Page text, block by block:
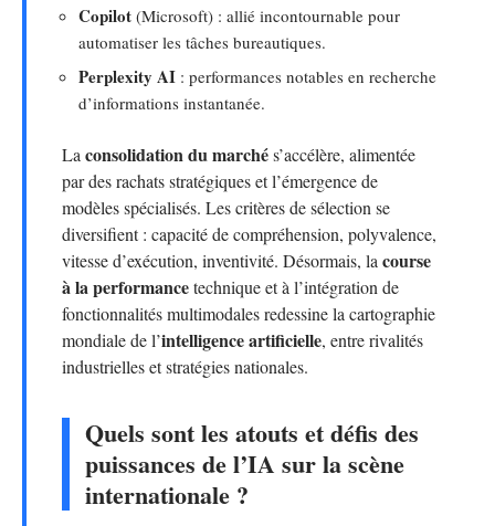
Copilot (Microsoft) : allié incontournable pour
automatiser les tâches bureautiques.
Perplexity AI : performances notables en recherche
d’informations instantanée.
La consolidation du marchés’accélère, alimentée
par des rachats stratégiques et l’émergence de
modèles spécialisés. Les critères de sélection se
diversifient : capacité de compréhension, polyvalence,
vitesse d’exécution, inventivité. Désormais, la course
à la performancetechnique et à l’intégration de
fonctionnalités multimodales redessine la cartographie
mondiale de l’intelligence artificielle, entre rivalités
industrielles et stratégies nationales.
Quels sont les atouts et défis des
puissances de l’IA sur la scène
internationale ?